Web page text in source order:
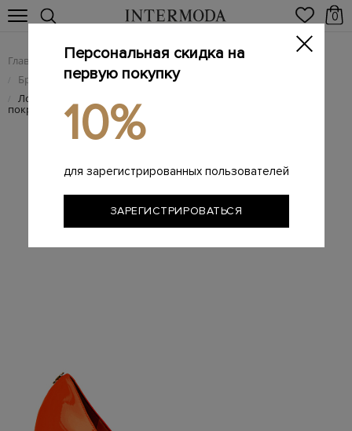
0
Главная Женщинам / Женская обувь
/ Брендовые женские туфли
/ Лодочки Love из кожи оттенка неона с глянцевым
покрытием
Персональная скидка на
первую покупку
10%
для зарегистрированных пользователей
ЗАРЕГИСТРИРОВАТЬСЯ